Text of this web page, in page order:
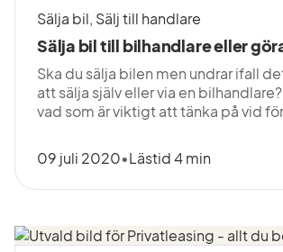
Sälja bil, Sälj till handlare
Sälja bil till bilhandlare eller
Ska du sälja bilen men undrar ifall
att sälja själv eller via en
vad som är viktigt att tänka på vid
09 juli 2020•Lästid 4 min